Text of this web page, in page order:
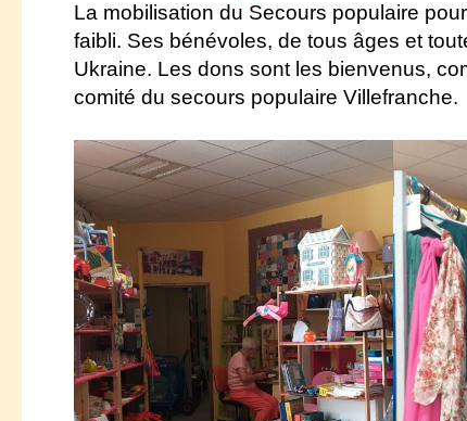
La mobilisation du Secours populaire
faibli. Ses bénévoles, de tous âges et
Ukraine. Les dons sont les bienvenus,
comité du secours populaire Villefranche.